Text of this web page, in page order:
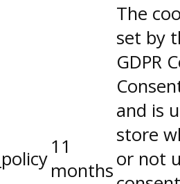
11
months
The
set by
GDPR
and is
store
or not